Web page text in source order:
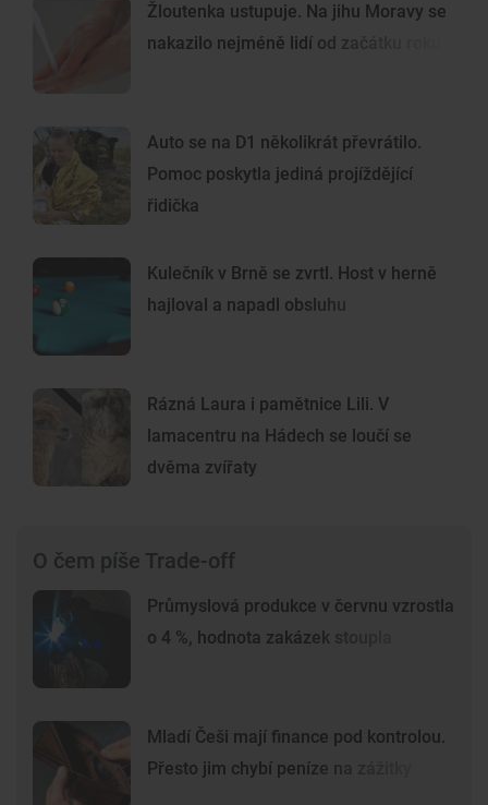
Žloutenka ustupuje. Na jihu Moravy se
nakazilo nejméně lidí od začátku roku
Auto se na D1 několikrát převrátilo.
Pomoc poskytla jediná projíždějící
řidička
Kulečník v Brně se zvrtl. Host v herně
hajloval a napadl obsluhu
Rázná Laura i pamětnice Lili. V
lamacentru na Hádech se loučí se
dvěma zvířaty
O čem píše Trade-off
Průmyslová produkce v červnu vzrostla
o 4 %, hodnota zakázek stoupla
Mladí Češi mají finance pod kontrolou.
Přesto jim chybí peníze na zážitky